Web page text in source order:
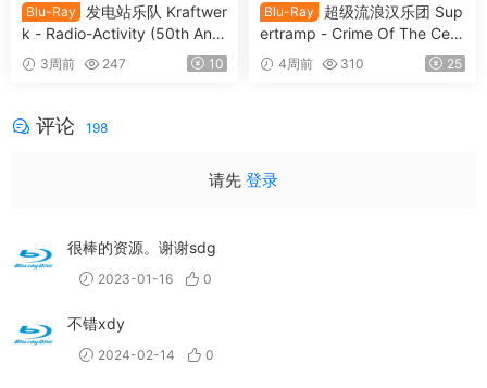
Blu-Ray
发电站乐队 Kraftwer
k - Radio-Activity (50th Anni
versary Edition) 2026 Blu-Ra
y Audio [BDMV 9.54GB]
3周前 247 10
Blu-Ray
超级流浪汉乐团 Sup
ertramp - Crime Of The Cent
ury 2026 SD Blu-Ray [BDMV
21.9GB]
4周前 310 25
评论 198
请先 登录
很棒的资源。谢谢sdg
2023-01-16 0
不错xdy
2024-02-14 0